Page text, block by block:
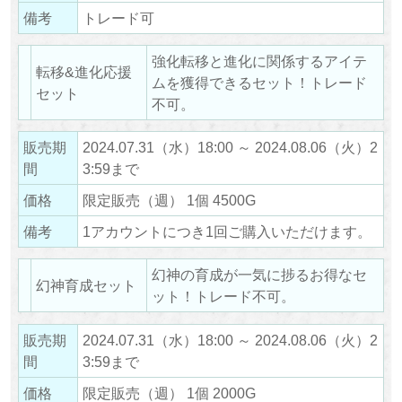
備考
トレード可
転移&進化応援
セット
強化転移と進化に関係するアイテ
ムを獲得できるセット！トレード
不可。
販売期
間
2024.07.31（水）18:00 ～ 2024.08.06（火）2
3:59まで
価格
限定販売（週） 1個 4500G
備考
1アカウントにつき1回ご購入いただけます。
幻神育成セット
幻神の育成が一気に捗るお得なセ
ット！トレード不可。
販売期
間
2024.07.31（水）18:00 ～ 2024.08.06（火）2
3:59まで
価格
限定販売（週） 1個 2000G